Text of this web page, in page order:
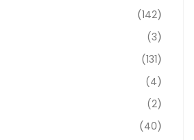
(142)
(3)
(131)
(4)
(2)
(40)